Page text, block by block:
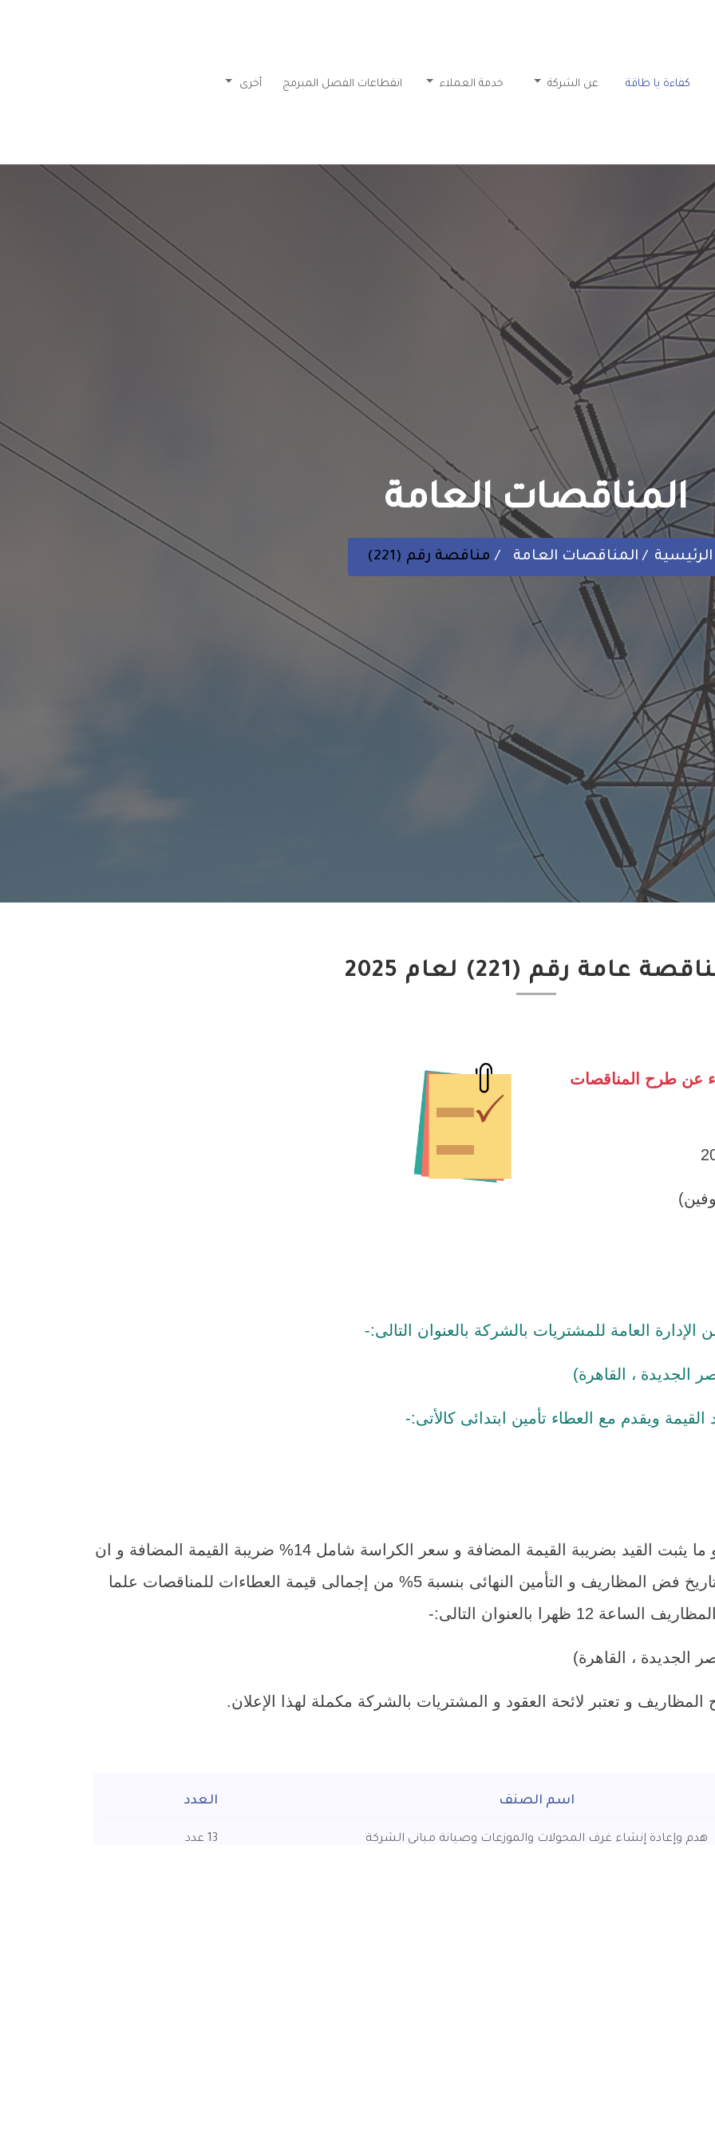
كفاءة يا طاقة عن الشركة خدمة العملاء انقطاعات الفصل المبرمج أخرى
المناقصات العامة
الرئيسية المناقصات العامة مناقصة رقم (221)
عامة رقم (221) لعام 2025
عن طرح المناقصات
العامة للمشتريات بالشركة بالعنوان التالى:-
ويقدم مع العطاء تأمين ابتدائى كالأتى:-
و يرفق بالعطاء صورة البطاقة الضريبية و ما يثبت القيد بضريبة القيمة المضافة و سعر الكراسة شامل 14% ضريبة القيمة المضافة و ان
تكون مدة سريان العطاء ثلاثة أشهر من تاريخ فض المظاريف و التأمين النهائى بنسبة 5% من إجمالى قيمة العطاءات للمناقصات علما
ظهرا بالعنوان التالى:-
اسم الصنف العدد
هدم وإعادة إنشاء غرف المحولات والموزعات وصيانة مبانى الشركة 13 عدد